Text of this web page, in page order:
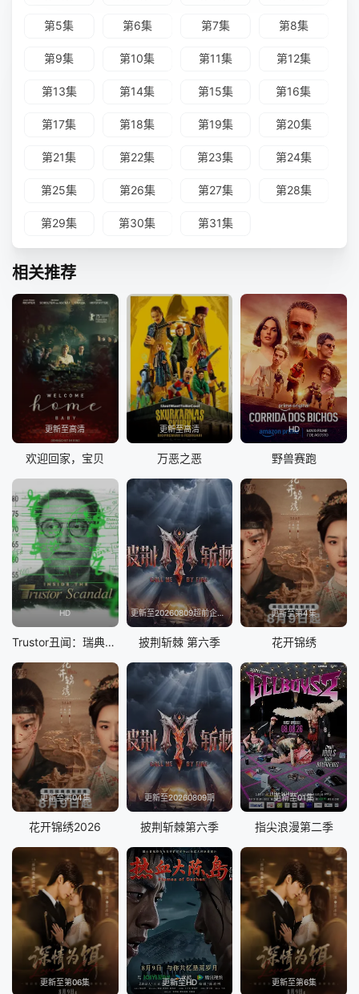
第5集 第6集 第7集 第8集
第9集 第10集 第11集 第12集
第13集 第14集 第15集 第16集
第17集 第18集 第19集 第20集
第21集 第22集 第23集 第24集
第25集 第26集 第27集 第28集
第29集 第30集 第31集
相关推荐
更新至高清
欢迎回家，宝贝
更新至高清
万恶之恶
HD
野兽赛跑
HD
Trustor丑闻：瑞典金融案内幕
更新至20260809超前企划第2期
披荆斩棘 第六季
更新至第4集
花开锦绣
更新至第04集
花开锦绣2026
更新至20260809期
披荆斩棘第六季
更新至01集
指尖浪漫第二季
更新至第06集 更新至HD 更新至第6集